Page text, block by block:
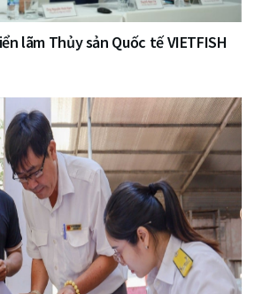
lãm Thủy sản Quốc tế VIETFISH